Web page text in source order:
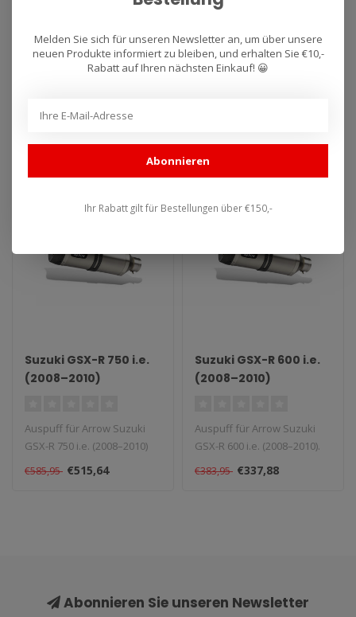
(2008–2010) Titanium
Works Slip-On
(2008–2010)
Aluminium Race-Tech
Slip-On
SALE -12%
Suzuki GSX-R 750 i.e.
(2008–2010)
Auspuff für Arrow Suzuki
GSX-R 750 i.e. (2008–2010)
Aluminium Maxi Race-Tech ..
€585,95 €515,64
Suzuki GSX-R 600 i.e.
(2008–2010)
Auspuff für Arrow Suzuki
GSX-R 600 i.e. (2008–2010).
Lieferzeit: 1–4 Wochen..
€383,95 €337,88
Abonnieren Sie unseren Newsletter
Melden Sie sich für unseren Newsletter an, um über unsere
neuen Produkte informiert zu bleiben, und erhalten Sie €10,-
Rabatt auf Ihren nächsten Einkauf! 😀
Abonnieren
Ihr Rabatt gilt für Bestellungen über €150,-